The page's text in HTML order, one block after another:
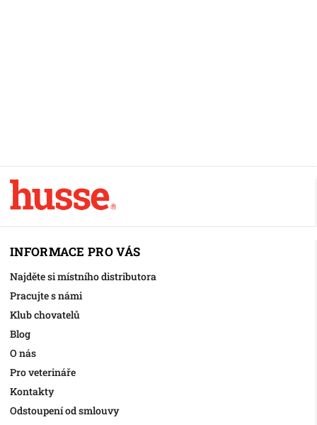
INFORMACE PRO VÁS
Najděte si místního distributora
Pracujte s námi
Klub chovatelů
Blog
O nás
Pro veterináře
Kontakty
Odstoupení od smlouvy